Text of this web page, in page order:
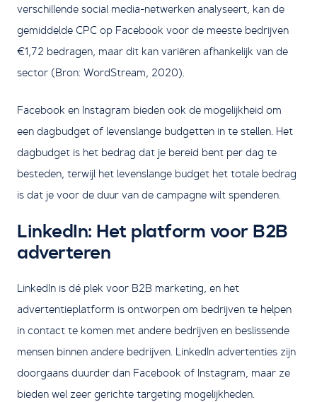
verschillende social media-netwerken analyseert, kan de
gemiddelde CPC op Facebook voor de meeste bedrijven
€1,72 bedragen, maar dit kan variëren afhankelijk van de
sector (Bron: WordStream, 2020).
Facebook en Instagram bieden ook de mogelijkheid om
een dagbudget of levenslange budgetten in te stellen. Het
dagbudget is het bedrag dat je bereid bent per dag te
besteden, terwijl het levenslange budget het totale bedrag
is dat je voor de duur van de campagne wilt spenderen.
LinkedIn: Het platform voor B2B
adverteren
LinkedIn is dé plek voor B2B marketing, en het
advertentieplatform is ontworpen om bedrijven te helpen
in contact te komen met andere bedrijven en beslissende
mensen binnen andere bedrijven. LinkedIn advertenties zijn
doorgaans duurder dan Facebook of Instagram, maar ze
bieden wel zeer gerichte targeting mogelijkheden.